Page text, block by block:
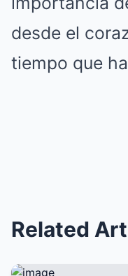
desde el
tiempo que
Related